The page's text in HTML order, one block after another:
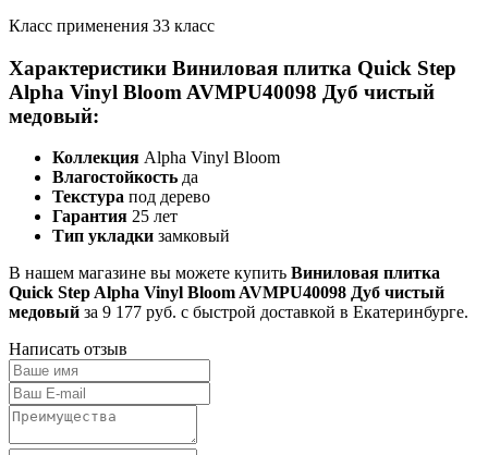
Класс применения 33 класс
Характеристики Виниловая плитка Quick Step
Alpha Vinyl Bloom AVMPU40098 Дуб чистый
медовый:
Коллекция Alpha Vinyl Bloom
Влагостойкость да
Текстура под дерево
Гарантия 25 лет
Тип укладки замковый
В нашем магазине вы можете купить Виниловая плитка
Quick Step Alpha Vinyl Bloom AVMPU40098 Дуб чистый
медовый за 9 177 руб. с быстрой доставкой в Екатеринбурге.
Написать отзыв